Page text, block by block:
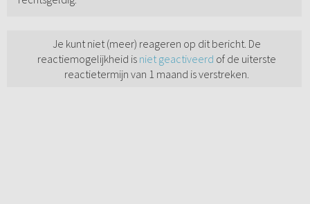
Je kunt niet (meer) reageren op dit bericht. De
reactiemogelijkheid is niet geactiveerd of de uiterste
reactietermijn van 1 maand is verstreken.